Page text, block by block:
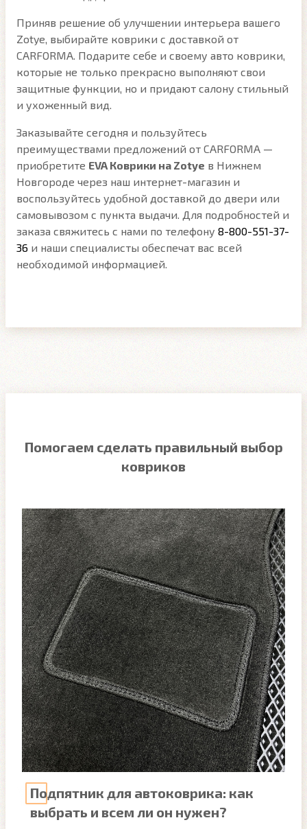
Приняв решение об улучшении интерьера вашего
Zotye, выбирайте коврики с доставкой от
CARFORMA. Подарите себе и своему авто коврики,
которые не только прекрасно выполняют свои
защитные функции, но и придают салону стильный
и ухоженный вид.
Заказывайте сегодня и пользуйтесь
преимуществами предложений от CARFORMA —
приобретите EVA Коврики на Zotye в Нижнем
Новгороде через наш интернет-магазин и
воспользуйтесь удобной доставкой до двери или
самовывозом с пункта выдачи. Для подробностей и
заказа свяжитесь с нами по телефону 8-800-551-37-
36 и наши специалисты обеспечат вас всей
необходимой информацией.
Помогаем сделать правильный выбор
ковриков
Подпятник для автоковрика: как
выбрать и всем ли он нужен?